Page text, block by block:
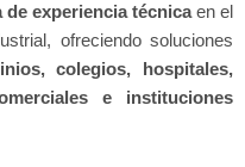
de experiencia técnicaen el
ofreciendo soluciones
colegios, hospitales,
e instituciones